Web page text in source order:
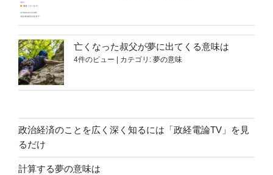
亡くなった叔父が夢に出てくる意味は
4件のビュー カテゴリ: 夢の意味
政治経済のことを広く深く知るには「政経電論TV」を見
るだけ
計算する夢の意味は